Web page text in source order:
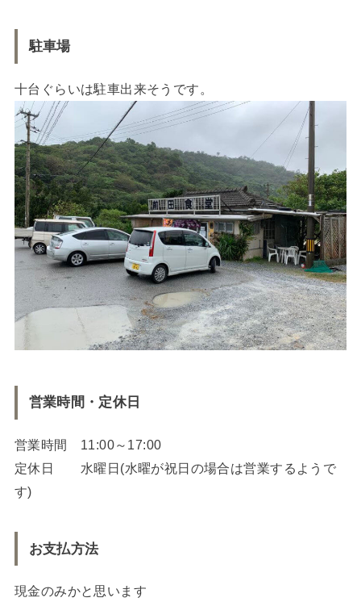
駐車場
十台ぐらいは駐車出来そうです。
営業時間・定休日
営業時間 11:00～17:00
定休日 水曜日(水曜が祝日の場合は営業するようで
す)
お支払方法
現金のみかと思います